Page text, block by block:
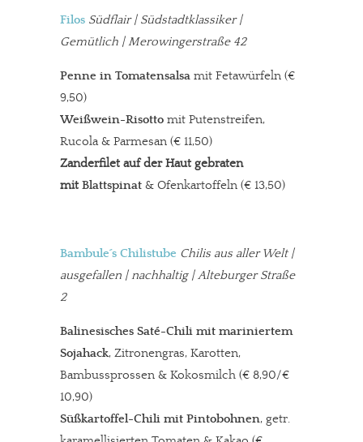
Filos Südflair | Südstadtklassiker |
Gemütlich | Merowingerstraße 42
Penne in Tomatensalsa mit Fetawürfeln (€
9,50)
Weißwein-Risotto mit Putenstreifen,
Rucola & Parmesan (€ 11,50)
Zanderfilet auf der Haut gebraten
mit Blattspinat & Ofenkartoffeln (€ 13,50)
Bambule´s Chilistube Chilis aus aller Welt|
ausgefallen | nachhaltig | Alteburger Straße
2
Balinesisches Saté-Chili mit mariniertem
Sojahack, Zitronengras, Karotten,
Bambussprossen & Kokosmilch (€ 8,90/€
10,90)
Süßkartoffel-Chili mit Pintobohnen, getr.